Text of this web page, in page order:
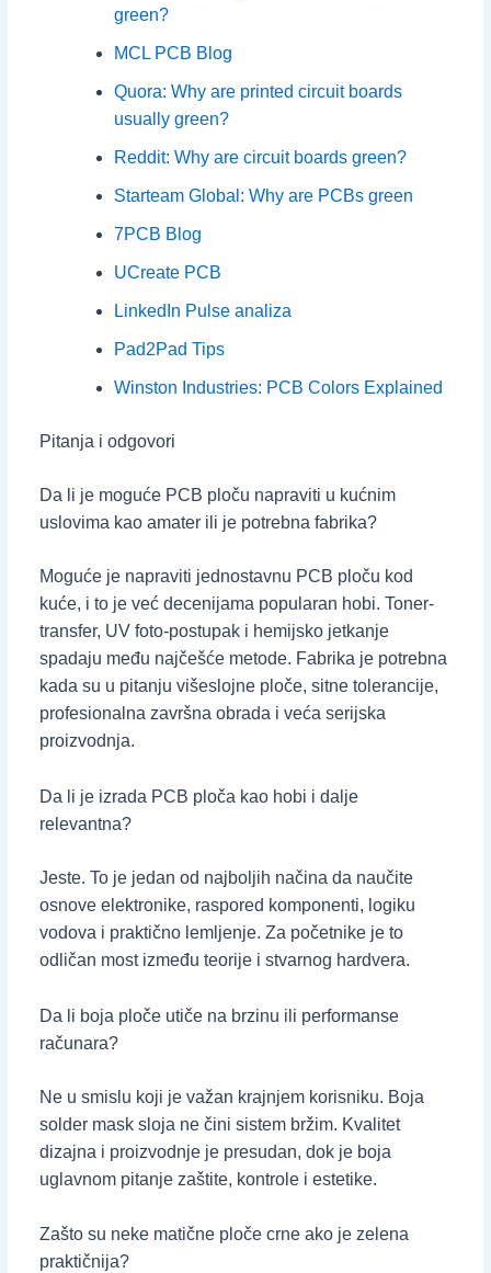
green?
MCL PCB Blog
Quora: Why are printed circuit boards
usually green?
Reddit: Why are circuit boards green?
Starteam Global: Why are PCBs green
7PCB Blog
UCreate PCB
LinkedIn Pulse analiza
Pad2Pad Tips
Winston Industries: PCB Colors Explained
Pitanja i odgovori
Da li je moguće PCB ploču napraviti u kućnim
uslovima kao amater ili je potrebna fabrika?
Moguće je napraviti jednostavnu PCB ploču kod
kuće, i to je već decenijama popularan hobi. Toner-
transfer, UV foto-postupak i hemijsko jetkanje
spadaju među najčešće metode. Fabrika je potrebna
kada su u pitanju višeslojne ploče, sitne tolerancije,
profesionalna završna obrada i veća serijska
proizvodnja.
Da li je izrada PCB ploča kao hobi i dalje
relevantna?
Jeste. To je jedan od najboljih načina da naučite
osnove elektronike, raspored komponenti, logiku
vodova i praktično lemljenje. Za početnike je to
odličan most između teorije i stvarnog hardvera.
Da li boja ploče utiče na brzinu ili performanse
računara?
Ne u smislu koji je važan krajnjem korisniku. Boja
solder mask sloja ne čini sistem bržim. Kvalitet
dizajna i proizvodnje je presudan, dok je boja
uglavnom pitanje zaštite, kontrole i estetike.
Zašto su neke matične ploče crne ako je zelena
praktičnija?